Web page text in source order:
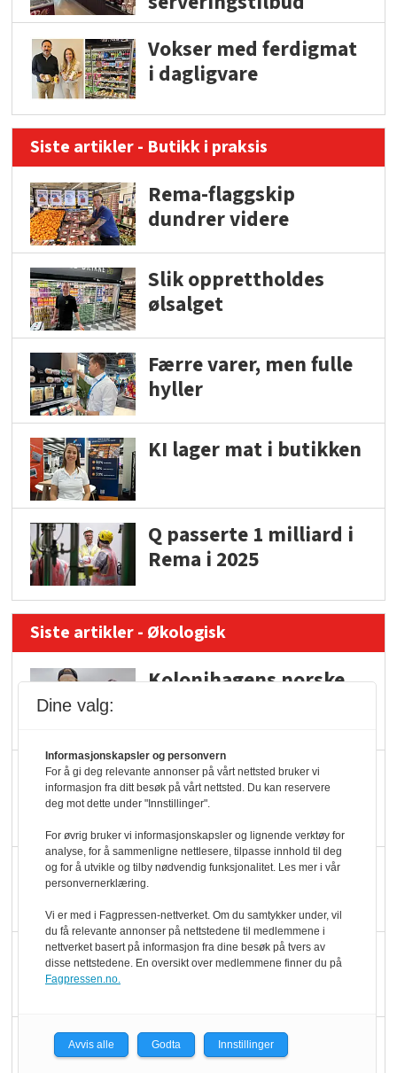
Vokser med ferdigmat
i dagligvare
Siste artikler - Butikk i praksis
Rema-flaggskip
dundrer videre
Slik opprettholdes
ølsalget
Færre varer, men fulle
hyller
KI lager mat i butikken
Q passerte 1 milliard i
Rema i 2025
Siste artikler - Økologisk
Kolonihagens norske
Marit Kolby vant
Økologisk Norge sin
hederspris
Blir enklere å velge
Kolonihagen sliter
Rapport: Økokundene
Dine valg:
Informasjonskapsler og personvern
For å gi deg relevante annonser på vårt nettsted bruker vi
informasjon fra ditt besøk på vårt nettsted. Du kan reservere
deg mot dette under "Innstillinger".
For øvrig bruker vi informasjonskapsler og lignende verktøy for
analyse, for å sammenligne nettlesere, tilpasse innhold til deg
og for å utvikle og tilby nødvendig funksjonalitet. Les mer i vår
personvernerklæring.
Vi er med i Fagpressen-nettverket. Om du samtykker under, vil
du få relevante annonser på nettstedene til medlemmene i
nettverket basert på informasjon fra dine besøk på tvers av
disse nettstedene. En oversikt over medlemmene finner du på
Fagpressen.no.
Avvis alle Godta Innstillinger